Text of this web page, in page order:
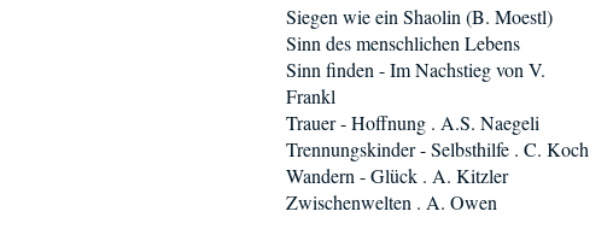
Siegen wie ein Shaolin (B. Moestl)
Sinn des menschlichen Lebens
Sinn finden - Im Nachstieg von V.
Frankl
Trauer - Hoffnung . A.S. Naegeli
Trennungskinder - Selbsthilfe . C. Koch
Wandern - Glück . A. Kitzler
Zwischenwelten . A. Owen